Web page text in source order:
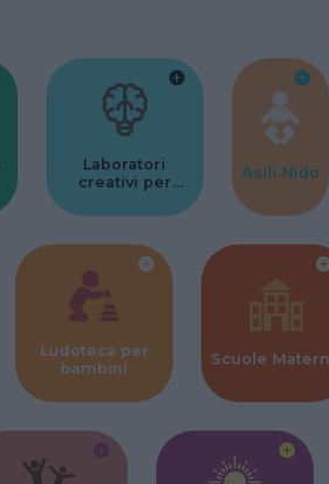
Laboratori
creativi per
Asili Nido
Ludoteca per
bambini
Scuole